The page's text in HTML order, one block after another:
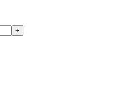
+